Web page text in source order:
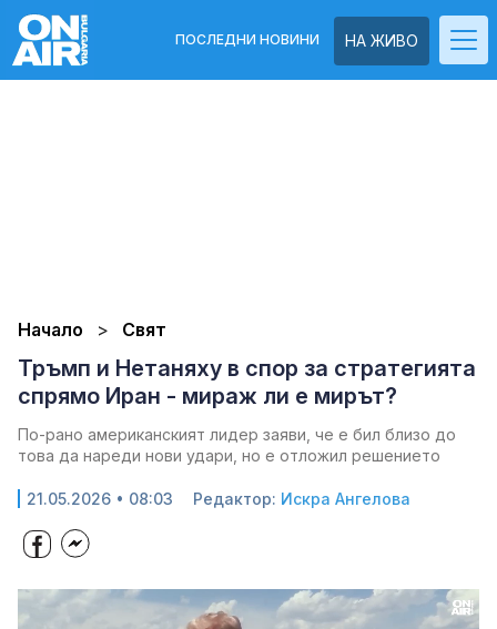
НА ЖИВО
ПОСЛЕДНИ НОВИНИ
Начало Свят
Тръмп и Нетаняху в спор за стратегията
спрямо Иран - мираж ли е мирът?
По-рано американският лидер заяви, че е бил близо до
това да нареди нови удари, но е отложил решението
21.05.2026 • 08:03 Редактор: Искра Ангелова